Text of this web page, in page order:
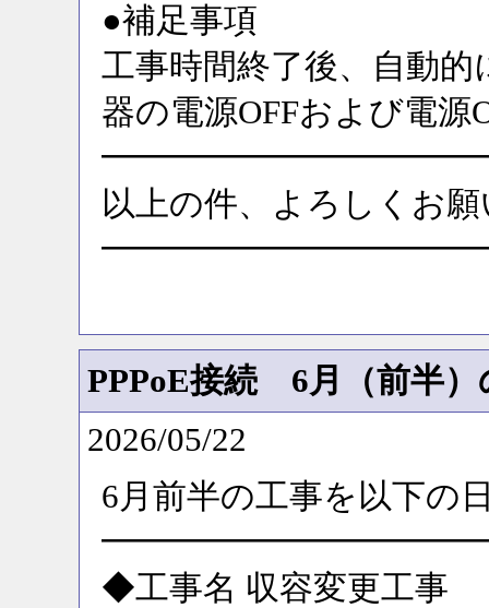
●補足事項
工事時間終了後、自動
器の電源OFFおよび電
以上の件、よろしくお
PPPoE接続 6月（前半）
2026/05/22
6月前半の工事を以下の
◆工事名 収容変更工事